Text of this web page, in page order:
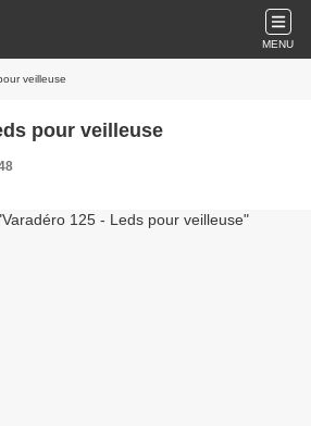
MENU
veilleuse
pour veilleuse